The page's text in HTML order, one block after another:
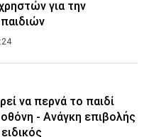
για την
να περνά το παιδί
- Ανάγκη επιβολής